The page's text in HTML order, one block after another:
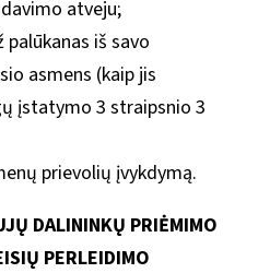
atveju;
iš savo
asmens (kaip jis
įstatymo 3 straipsnio 3
prievolių įvykdymą.
DALININKŲ PRIĖMIMO
PERLEIDIMO